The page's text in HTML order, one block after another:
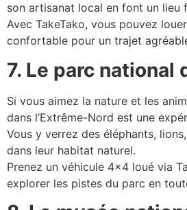
son artisanat local en font un lieu
Avec TakeTako, vous pouvez
confortable pour un trajet
7. Le parc national
Si vous aimez la nature et les
dans l’Extrême-Nord est une
Vous y verrez des éléphants,
dans leur habitat naturel.
Prenez un véhicule 4×4 loué via
explorer les pistes du parc en